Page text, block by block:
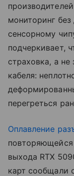
мониторинг
сенсорному
подчеркивает,
страховка, а не
кабеля:
перегреться
Оплавление
выхода RTX
карт сообщали